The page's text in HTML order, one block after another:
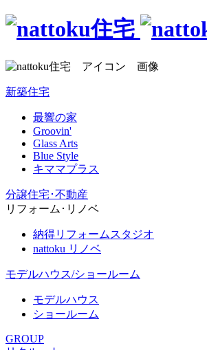
新築住宅
最響の家
Groovin'
Glass Arts
Blue Style
キママプラス
分譲住宅･不動産
リフォーム･リノベ
納得リフォームスタジオ
nattoku リノベ
モデルハウス/ショールーム
モデルハウス
ショールーム
GROUP